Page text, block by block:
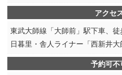
アクセ
東武大師線「大師前」駅下車、徒
日暮里・舎人ライナー「西新井
予約可不